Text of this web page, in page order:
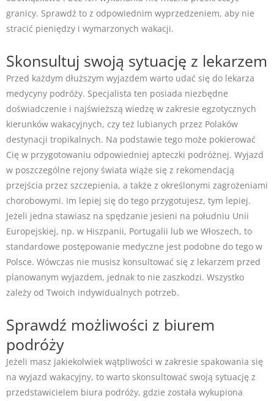
granicy. Sprawdź to z odpowiednim wyprzedzeniem, aby nie
stracić pieniędzy i wymarzonych wakacji.
Skonsultuj swoją sytuację z lekarzem
Przed każdym dłuższym wyjazdem warto udać się do lekarza
medycyny podróży. Specjalista ten posiada niezbędne
doświadczenie i najświeższą wiedzę w zakresie egzotycznych
kierunków wakacyjnych, czy też lubianych przez Polaków
destynacji tropikalnych. Na podstawie tego może pokierować
Cię w przygotowaniu odpowiedniej apteczki podróżnej. Wyjazd
w poszczególne rejony świata wiąże się z rekomendacją
przejścia przez szczepienia, a także z określonymi zagrożeniami
chorobowymi. Im lepiej się do tego przygotujesz, tym lepiej.
Jeżeli jedna stawiasz na spędzanie jesieni na południu Unii
Europejskiej, np. w Hiszpanii, Portugalii lub we Włoszech, to
standardowe postępowanie medyczne jest podobne do tego w
Polsce. Wówczas nie musisz konsultować się z lekarzem przed
planowanym wyjazdem, jednak to nie zaszkodzi. Wszystko
zależy od Twoich indywidualnych potrzeb.
Sprawdź możliwości z biurem
podróży
Jeżeli masz jakiekolwiek wątpliwości w zakresie spakowania się
na wyjazd wakacyjny, to warto skonsultować swoją sytuację z
przedstawicielem biura podróży, gdzie została wykupiona